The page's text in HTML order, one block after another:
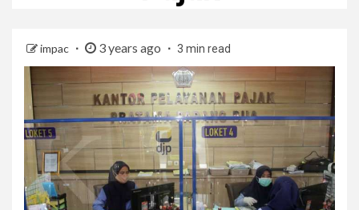
impac 3 years ago 3 min read